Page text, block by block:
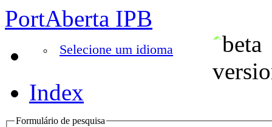
PortAberta IPB
Selecione um idioma
Index
Formulário de pesquisa